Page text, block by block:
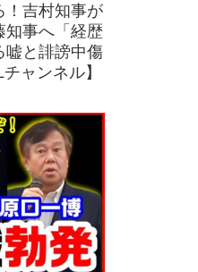
！吉村知事が
知事へ「経歴
嘘と誹謗中傷
ャンネル】